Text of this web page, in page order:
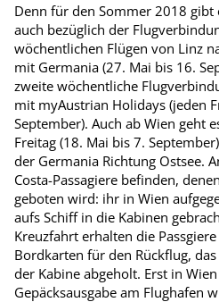
Denn für den Sommer 2018 gibt
auch bezüglich der
wöchentlichen Flügen von Linz
mit Germania (27. Mai bis 16.
zweite wöchentliche
mit myAustrian Holidays (jeden
September). Auch ab Wien geht
Freitag (18. Mai bis 7.
der Germania Richtung Ostsee.
Costa-Passagiere befinden,
geboten wird: ihr in Wien
aufs Schiff in die Kabinen
Kreuzfahrt erhalten die
Bordkarten für den Rückflug,
der Kabine abgeholt. Erst in
Gepäcksausgabe am Flughafen